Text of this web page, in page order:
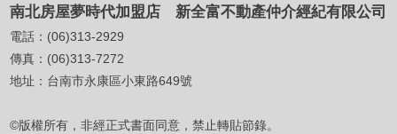
南北房屋夢時代加盟店 新全富不動產仲介經紀有限公司
電話： (06)313-2929
傳真： (06)313-7272
地址： 台南市永康區小東路649號
©版權所有，非經正式書面同意，禁止轉貼節錄。